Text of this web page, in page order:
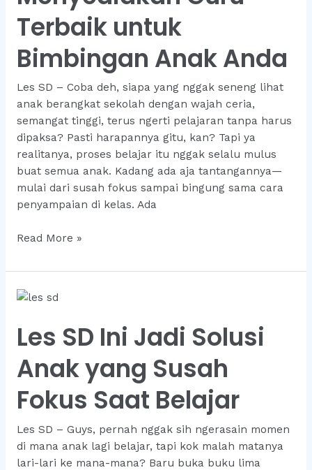
Terbaik untuk
Bimbingan Anak Anda
Les SD – Coba deh, siapa yang nggak seneng lihat
anak berangkat sekolah dengan wajah ceria,
semangat tinggi, terus ngerti pelajaran tanpa harus
dipaksa? Pasti harapannya gitu, kan? Tapi ya
realitanya, proses belajar itu nggak selalu mulus
buat semua anak. Kadang ada aja tantangannya—
mulai dari susah fokus sampai bingung sama cara
penyampaian di kelas. Ada
Les
Ini
Menyediakan
Guru
untuk
Anak
Anda
Read More »
Les SD Ini Jadi Solusi
Anak yang Susah
Fokus Saat Belajar
Les SD – Guys, pernah nggak sih ngerasain momen
di mana anak lagi belajar, tapi kok malah matanya
lari-lari ke mana-mana? Baru buka buku lima